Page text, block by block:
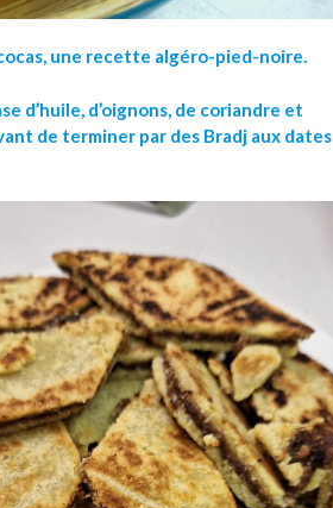
une recette algéro-pied-noire.
d’huile, d’oignons, de coriandre et
de terminer par des Bradj aux dates